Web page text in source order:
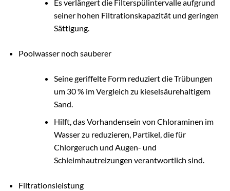
Es verlängert die Filterspülintervalle aufgrund
seiner hohen Filtrationskapazität und geringen
Sättigung.
Poolwasser noch sauberer
Seine geriffelte Form reduziert die Trübungen
um 30 % im Vergleich zu kieselsäurehaltigem
Sand.
Hilft, das Vorhandensein von Chloraminen im
Wasser zu reduzieren, Partikel, die für
Chlorgeruch und Augen- und
Schleimhautreizungen verantwortlich sind.
Filtrationsleistung